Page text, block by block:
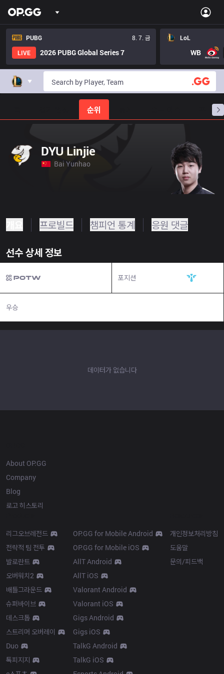
PUBG
8. 7. 금
LIVE
2026 PUBG Global Series 7
LoL
WB
순위 프로빌
DYU Linjie
Bai Yunhao
프로빌드 챔피언 통계 응원 댓글
선수 상세 정보
포지션
우승
데이터가 없습니다
About OP.GG
Company
Blog
로고 히스토리
리그오브레전드
전략적 팀 전투
발로란트
오버워치2
배틀그라운드
슈퍼바이브
데스크톱
스트리머 오버레이
Duo
톡피지지
OP.GG for Mobile Android
OP.GG for Mobile iOS
AllT Android
AllT iOS
Valorant Android
Valorant iOS
Gigs Android
Gigs iOS
TalkG Android
TalkG iOS
개인정보처리방침
도움말
문의/피드백